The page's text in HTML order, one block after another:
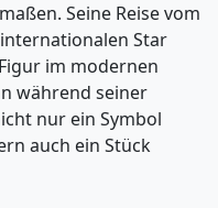
Seine Reise vom
Star
im modernen
während seiner
nur ein Symbol
auch ein Stück